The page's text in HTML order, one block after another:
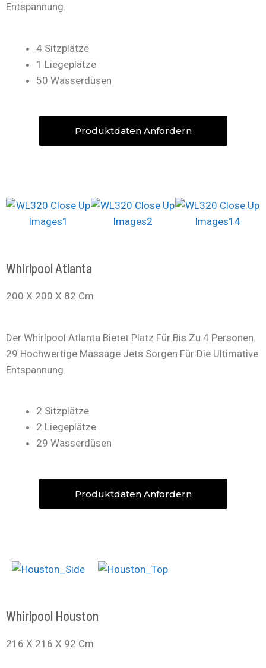
Entspannung.
4 Sitzplätze
1 Liegeplätze
50 Wasserdüsen
Produktdaten Anfordern
Whirlpool Atlanta
200 X 200 X 82 Cm
Der Whirlpool Atlanta Bietet Platz Für Bis Zu 4 Personen.
29 Hochwertige Massage Jets Sorgen Für Die Ultimative
Entspannung.
2 Sitzplätze
2 Liegeplätze
29 Wasserdüsen
Produktdaten Anfordern
Whirlpool Houston
216 X 216 X 92 Cm